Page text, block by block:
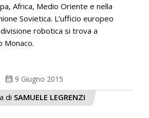
Africa, Medio Oriente e nella
Sovietica. L’ufficio europeo
robotica si trova a
Monaco.
calendar_month 9 Giugno 2015
di SAMUELE LEGRENZI